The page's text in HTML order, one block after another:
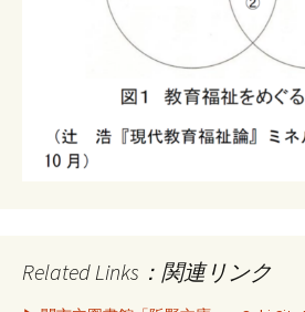
Related Links：関連リンク